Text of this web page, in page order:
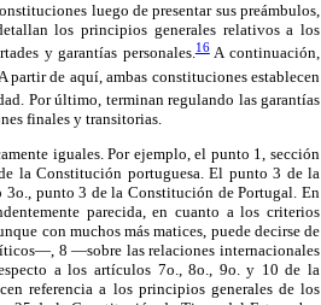
luego de presentar sus preámbulos,
los principios generales relativos a los
y garantías personales.16A continuación,
partir de aquí, ambas constituciones establecen
Por último, terminan regulando las garantías
finales y transitorias.
iguales. Por ejemplo, el punto 1, sección
la Constitución portuguesa. El punto 3 de la
punto 3 de la Constitución de Portugal. En
parecida, en cuanto a los criterios
con muchos más matices, puede decirse de
8 —sobre las relaciones internacionales
a los artículos 7o., 8o., 9o. y 10 de la
referencia a los principios generales de los